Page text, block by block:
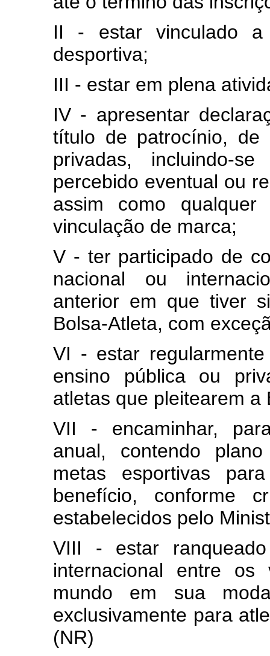
II - estar vinculado a
desportiva;
III - estar em plena
IV - apresentar
título de patrocínio, de
privadas, incluindo-
percebido eventual ou
assim como
vinculação de marca;
V - ter participado de
nacional ou
anterior em que tiver
Bolsa-Atleta, com
VI - estar
ensino pública ou
atletas que pleitearem a
VII - encaminhar,
anual, contendo
metas esportivas
benefício, conforme
estabelecidos pelo
VIII - estar
internacional entre os
mundo em sua
exclusivamente para
(NR)